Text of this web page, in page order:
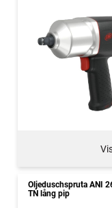
Oljeduschspruta ANI
TN lång pip